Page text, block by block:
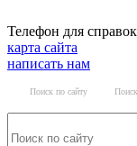
Телефон для
карта сайта
написать нам
Поиск по сайту